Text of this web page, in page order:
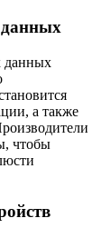
данных
данных
а также
чтобы